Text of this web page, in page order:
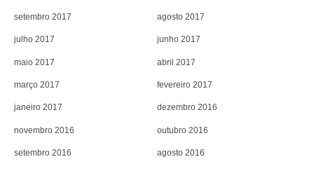
setembro 2017 agosto 2017
julho 2017 junho 2017
maio 2017 abril 2017
março 2017 fevereiro 2017
janeiro 2017 dezembro 2016
novembro 2016 outubro 2016
setembro 2016 agosto 2016